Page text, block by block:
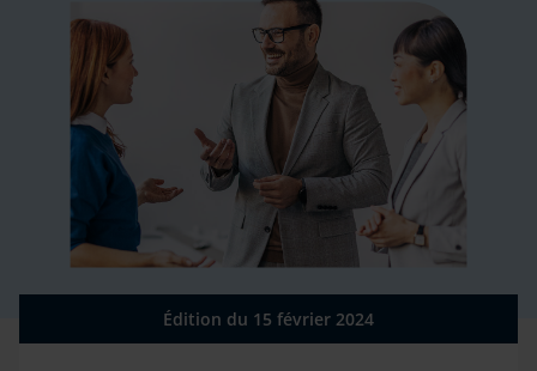
Édition du 15 février 2024